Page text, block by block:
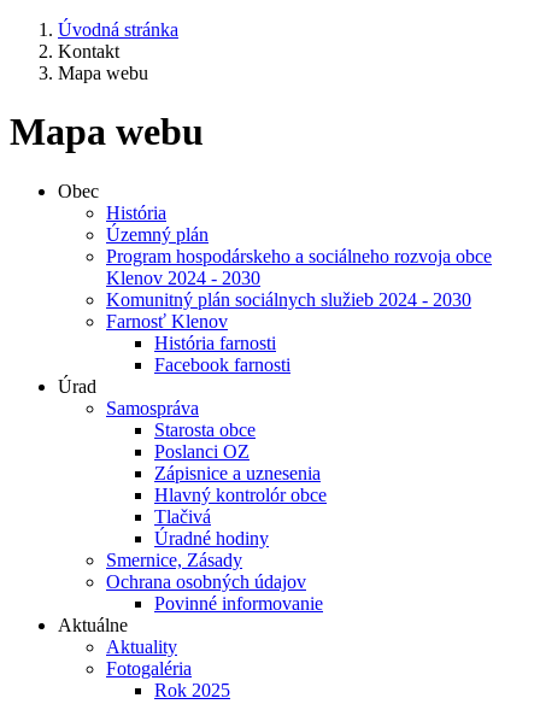
Úvodná stránka
Kontakt
Mapa webu
Mapa webu
Obec
História
Územný plán
Program hospodárskeho a sociálneho rozvoja obce
Klenov 2024 - 2030
Komunitný plán sociálnych služieb 2024 - 2030
Farnosť Klenov
História farnosti
Facebook farnosti
Úrad
Samospráva
Starosta obce
Poslanci OZ
Zápisnice a uznesenia
Hlavný kontrolór obce
Tlačivá
Úradné hodiny
Smernice, Zásady
Ochrana osobných údajov
Povinné informovanie
Aktuálne
Aktuality
Fotogaléria
Rok 2025